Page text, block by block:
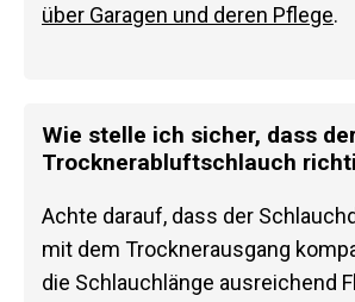
über Garagen und deren Pflege.
Wie stelle ich sicher, dass
Trocknerabluftschlauch
Achte darauf, dass der
mit dem Trocknerausgang
die Schlauchlänge ausreichend